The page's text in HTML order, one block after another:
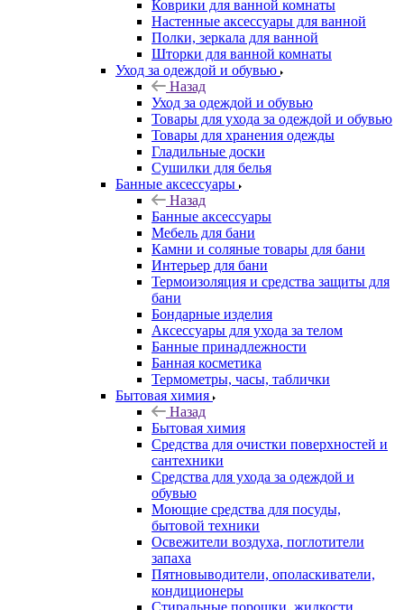
Коврики для ванной комнаты
Настенные аксессуары для ванной
Полки, зеркала для ванной
Шторки для ванной комнаты
Уход за одеждой и обувью
Назад
Уход за одеждой и обувью
Товары для ухода за одеждой и обувью
Товары для хранения одежды
Гладильные доски
Сушилки для белья
Банные аксессуары
Назад
Банные аксессуары
Мебель для бани
Камни и соляные товары для бани
Интерьер для бани
Термоизоляция и средства защиты для
бани
Бондарные изделия
Аксеcсуары для ухода за телом
Банные принадлежности
Банная косметика
Термометры, часы, таблички
Бытовая химия
Назад
Бытовая химия
Средства для очистки поверхностей и
сантехники
Средства для ухода за одеждой и
обувью
Моющие средства для посуды,
бытовой техники
Освежители воздуха, поглотители
запаха
Пятновыводители, ополаскиватели,
кондиционеры
Стиральные порошки, жидкости